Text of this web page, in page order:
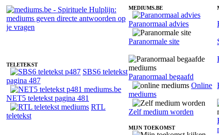
TELETEKST
SBS6 teletekst
pagina 487
NET5 teletekst pagina 481
RTL
teletekst
MEDIUMS.BE
Paranormaal advies
Paranormale site
Paranormaal begaafd
Online
mediums
Zelf medium worden
MIJN TOEKOMST